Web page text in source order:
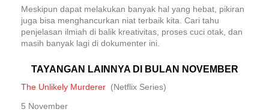
Meskipun dapat melakukan banyak hal yang hebat, pikiran
juga bisa menghancurkan niat terbaik kita. Cari tahu
penjelasan ilmiah di balik kreativitas, proses cuci otak, dan
masih banyak lagi di dokumenter ini.
TAYANGAN LAINNYA DI BULAN NOVEMBER
The Unlikely Murderer (Netflix Series)
5 November